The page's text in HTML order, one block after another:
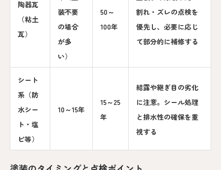
陶器瓦
（粘土
瓦）
装不要
の場合
が多
い）
50～
100年
割れ・ズレの点検を
優先し、必要に応じ
て部分的に補修する
シート
系（防
水シー
ト・塩
ビ等）
10～15年
15～25
年
結露や継ぎ目の劣化
に注意。シール処理
と排水性の確保を重
視する